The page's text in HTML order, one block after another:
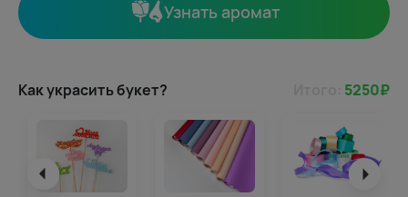
Узнать аромат
Как украсить букет? 5250₽